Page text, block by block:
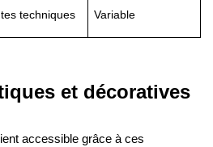
techniques Variable
et décoratives
accessible grâce à ces